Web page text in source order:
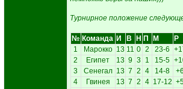
Турнирное положение
№ Команда И В Н П М Р
1
Марокко 13 11 0 2 23-6
2
Египет 13 9 3 1 15-5
3
Сенегал 13 7 2 4 14-8 +6
4
Гвинея 13 7 2 4 17-12